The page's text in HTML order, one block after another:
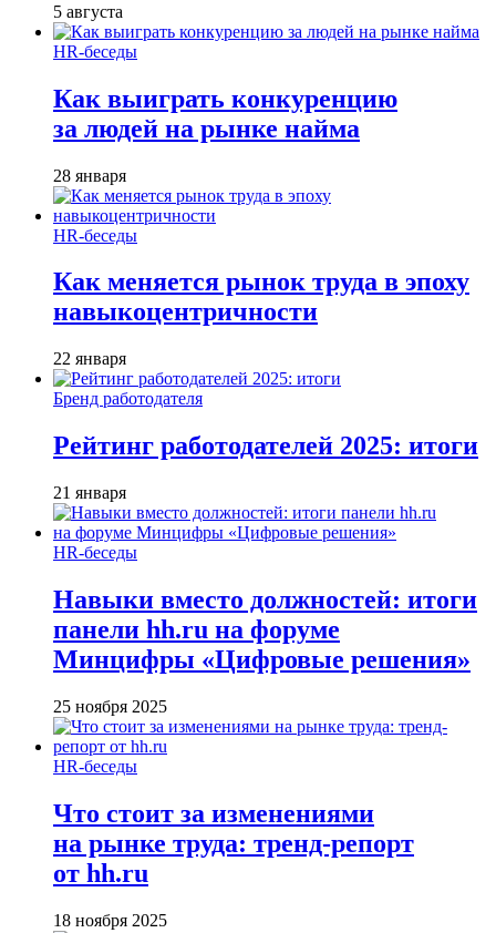
5 августа
HR-беседы
Как выиграть конкуренцию
за людей на рынке найма
28 января
HR-беседы
Как меняется рынок труда в эпоху
навыкоцентричности
22 января
Бренд работодателя
Рейтинг работодателей 2025: итоги
21 января
HR-беседы
Навыки вместо должностей: итоги
панели hh.ru на форуме
Минцифры «Цифровые решения»
25 ноября 2025
HR-беседы
Что стоит за изменениями
на рынке труда: тренд-репорт
от hh.ru
18 ноября 2025